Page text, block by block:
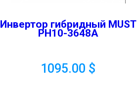
Инвертор гибридный MUST
PH10-3648A
1095.00 $